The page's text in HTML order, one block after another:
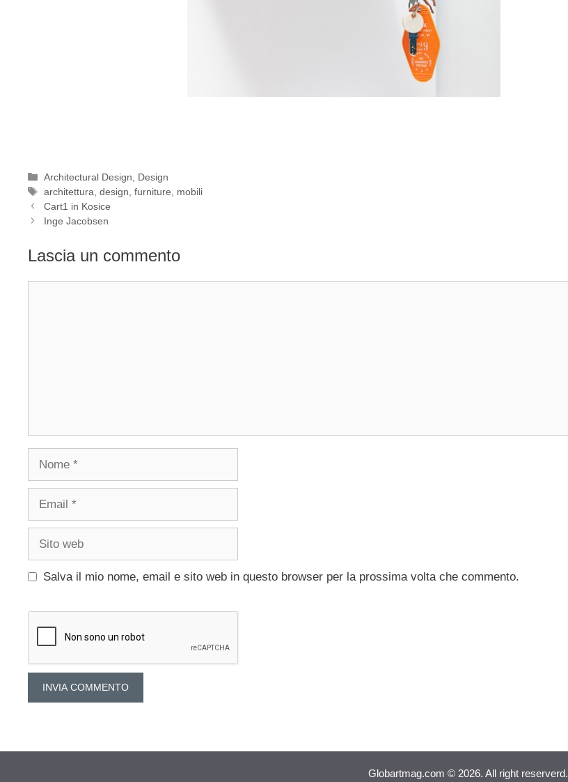
Categorie
Architectural Design
Design
Tag
architettura ,design ,furniture
mobili
Cart1 in Kosice
Inge Jacobsen
Lascia un commento
Nome
Email
Sito
Salva il mio nome, email e sito web in questo browser per la prossima volta che commento.
Globartmag.com © 2026. All right reserverd.